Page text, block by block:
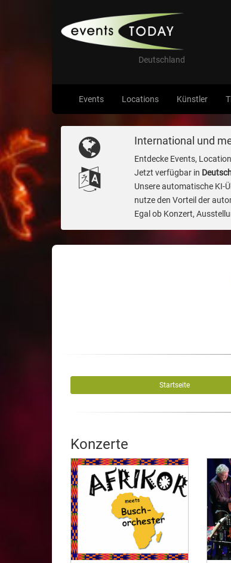
Deutschland
Events Locations Künstler
International und
Entdecke Events,
Jetzt verfügbar in
Unsere automatische KI-
nutze den Vorteil der
Egal ob Konzert,
Startseite
Konzerte